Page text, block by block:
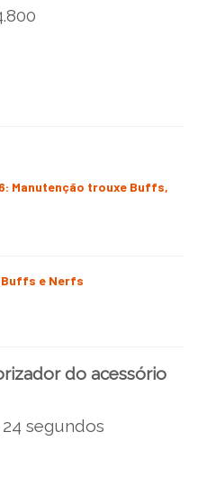
Manutenção trouxe Buffs,
e Nerfs
do acessório
segundos